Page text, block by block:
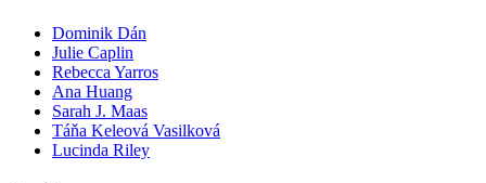
Dominik Dán
Julie Caplin
Rebecca Yarros
Ana Huang
Sarah J. Maas
Táňa Keleová Vasilková
Lucinda Riley